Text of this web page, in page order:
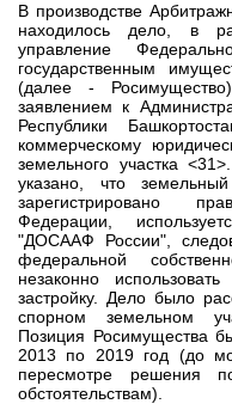
В производстве
находилось дело, в
управление
государственным
(далее -
заявлением к
Республики
коммерческому
земельного участка
указано, что
зарегистрировано
Федерации,
"ДОСААФ России",
федеральной
незаконно
застройку. Дело было
спорном земельном
Позиция Росимущества
2013 по 2019 год (до
пересмотре решения
обстоятельствам).